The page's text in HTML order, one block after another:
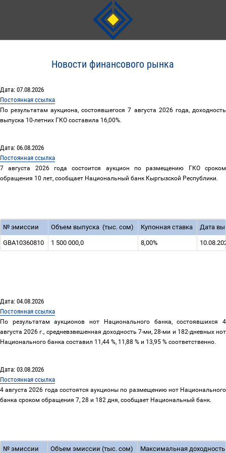
Новости финансового рынка
Дата: 07.08.2026
Постоянная ссылка
По результатам аукциона, состоявшегося 7 августа 2026 года, доходность
выпуска 10-летних ГКО составила 16,00%.
Дата: 06.08.2026
Постоянная ссылка
7 августа 2026 года состоится аукцион по размещению ГКО сроком
обращения 10 лет, сообщает Национальный банк Кыргызской Республики.
№ эмиссии Объем выпуска (тыс. сом) Купонная ставка Дата
GBA10360810 1 500 000,0 8,00%
Дата: 04.08.2026
Постоянная ссылка
По результатам аукционов нот Национального банка, состоявшихся 4
августа 2026 г., средневзвешенная доходность 7-ми, 28-ми и 182-дневных нот
Национального банка составил 11,44 %, 11,88 % и 13,95 % соответственно.
Дата: 03.08.2026
Постоянная ссылка
4 августа 2026 года состоятся аукционы по размещению нот Национального
банка сроком обращения 7, 28 и 182 дня, сообщает Национальный банк.
№ эмиссии Объем эмиссии (тыс. сом) Максимальная